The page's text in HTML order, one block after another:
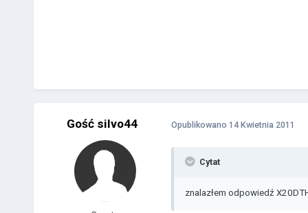
Gość silvo44 Opublikowano 14 Kwietnia 2011
Cytat
znalazłem odpowiedź